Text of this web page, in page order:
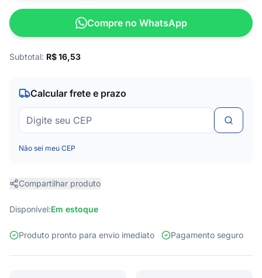
Compre no WhatsApp
Subtotal: R$16,53
Calcular frete e prazo
Não sei meu CEP
Compartilhar produto
Disponível:Em estoque
Produto pronto para envio imediato Pagamento seguro